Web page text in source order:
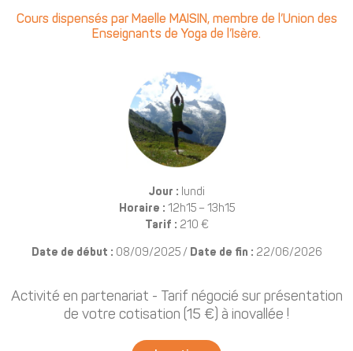
Cours dispensés par Maelle MAISIN, membre de l’Union des
Enseignants de Yoga de l’Isère.
Jour : lundi
Horaire : 12h15 – 13h15
Tarif : 210 €
Date de début : 08/09/2025 / Date de fin : 22/06/2026
Activité en partenariat - Tarif négocié sur présentation
de votre cotisation (15 €) à inovallée !